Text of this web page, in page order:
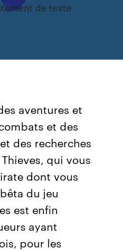
de texte
aventures et
et des
des recherches
qui vous
dont vous
du jeu
est enfin
ayant
pour les